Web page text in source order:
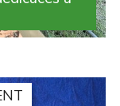
l’intervention